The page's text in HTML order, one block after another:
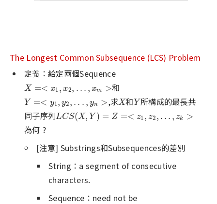
        }
}
The Longest Common Subsequence (LCS) Problem
定義：給定兩個Sequence
X =< x1, x2, . . . , xm >
X=<x1, x2 ...,xm > 和
Y =< y1, y2, . . . , yn >
Y=<y1 y2,..,y n > ,求X
X 和Y
Y 所構成的最長共
同子序列LCS(X, Y ) = Z =< z1, z2 , . . . , zk >
LCS(X,Y)=Z=<z1,z 2,..., zk >
為何 ?
[注意] Substrings和Subsequences的差別
String：a segment of consecutive
characters.
Sequence：need not be